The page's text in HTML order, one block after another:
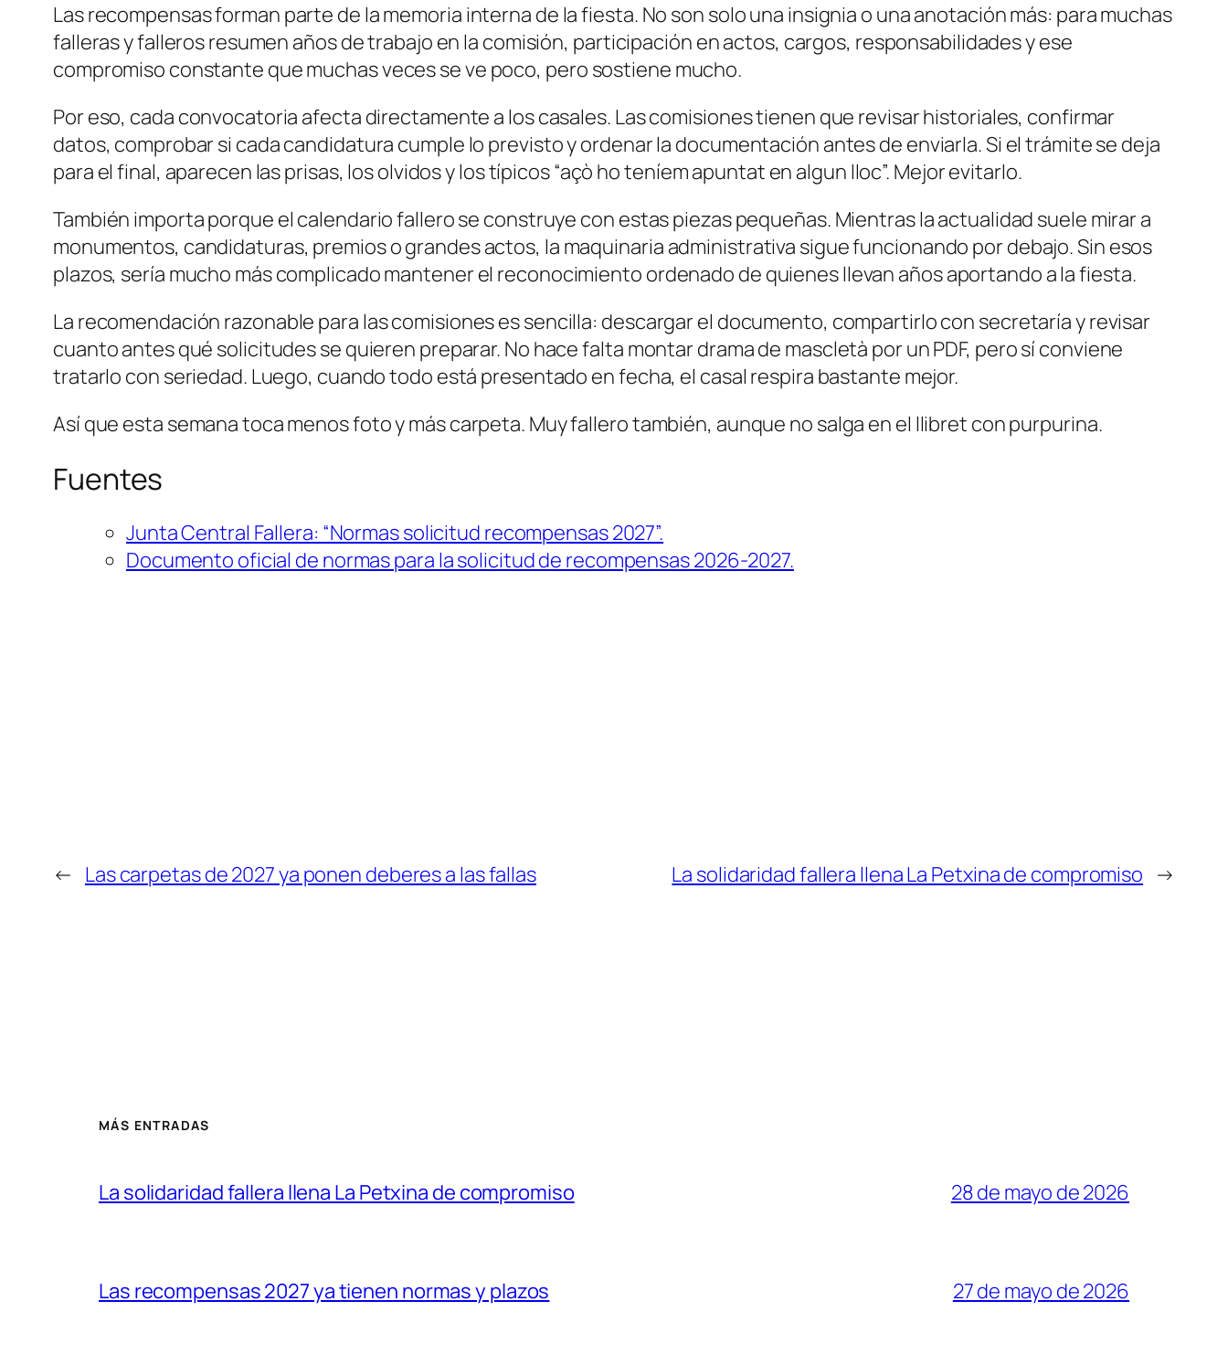
Las recompensas forman parte de la memoria interna de la fiesta. No son solo una insignia o una anotación más: para muchas
falleras y falleros resumen años de trabajo en la comisión, participación en actos, cargos, responsabilidades y ese
compromiso constante que muchas veces se ve poco, pero sostiene mucho.
Por eso, cada convocatoria afecta directamente a los casales. Las comisiones tienen que revisar historiales, confirmar
datos, comprobar si cada candidatura cumple lo previsto y ordenar la documentación antes de enviarla. Si el trámite se deja
para el final, aparecen las prisas, los olvidos y los típicos “açò ho teníem apuntat en algun lloc”. Mejor evitarlo.
También importa porque el calendario fallero se construye con estas piezas pequeñas. Mientras la actualidad suele mirar a
monumentos, candidaturas, premios o grandes actos, la maquinaria administrativa sigue funcionando por debajo. Sin esos
plazos, sería mucho más complicado mantener el reconocimiento ordenado de quienes llevan años aportando a la fiesta.
La recomendación razonable para las comisiones es sencilla: descargar el documento, compartirlo con secretaría y revisar
cuanto antes qué solicitudes se quieren preparar. No hace falta montar drama de mascletà por un PDF, pero sí conviene
tratarlo con seriedad. Luego, cuando todo está presentado en fecha, el casal respira bastante mejor.
Así que esta semana toca menos foto y más carpeta. Muy fallero también, aunque no salga en el llibret con purpurina.
Fuentes
Junta Central Fallera: “Normas solicitud recompensas 2027”.
Documento oficial de normas para la solicitud de recompensas 2026-2027.
← Las carpetas de 2027 ya ponen deberes a las fallas La solidaridad fallera llena La Petxina de compromiso →
MÁS ENTRADAS
La solidaridad fallera llena La Petxina de compromiso 28 de mayo de 2026
Las recompensas 2027 ya tienen normas y plazos 27 de mayo de 2026